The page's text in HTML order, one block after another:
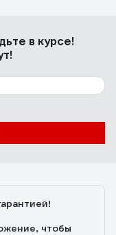
в курсе!
чтобы